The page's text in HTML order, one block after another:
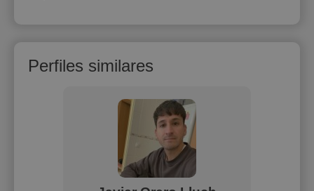
Perfiles similares